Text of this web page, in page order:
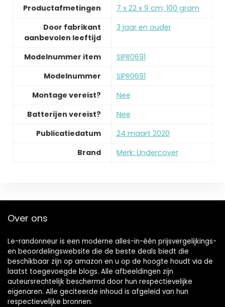
Productafmetingen
‎7 x 22 x 9 cm; 100 gram
Door fabrikant
aanbevolen leeftijd
‎3 jaar en ouder
Modelnummer item
‎SIPR0691
Modelnummer
‎SIPR0691
Montage vereist?
‎Nee
Batterijen vereist?
‎Nee
Publicatiedatum
‎24 maart 2020
Brand
Merk: Undercover
Over ons
Le-randonneur is een moderne alles-in-één prijsvergelijkings-
en beoordelingswebsite die de beste deals biedt die
beschikbaar zijn op amazon en u op de hoogte houdt via de
laatst toegevoegde blogs. Alle afbeeldingen zijn
auteursrechtelijk beschermd door hun respectievelijke
eigenaren. Alle geciteerde inhoud is afgeleid van hun
respectievelijke bronnen.